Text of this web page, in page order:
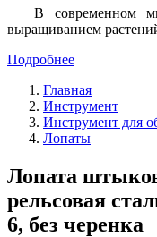
В современном
выращиванием
Подробнее
Главная
Инструмент
Инструмент для
Лопаты
Лопата
рельсовая
6, без черенка